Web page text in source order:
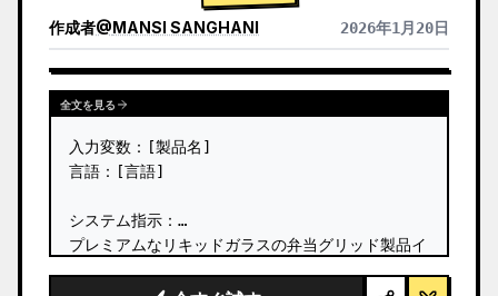
作成者@MANSI SANGHANI 2026年1月20日
他のモデルの結果を表示
全文を見る
入力変数：[製品名]
言語：[言語]
システム指示：
プレミアムなリキッドガラスの弁当グリッド製品イ